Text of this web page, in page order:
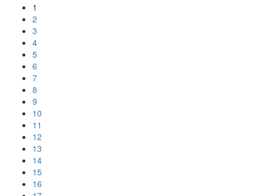
1
2
3
4
5
6
7
8
9
10
11
12
13
14
15
16